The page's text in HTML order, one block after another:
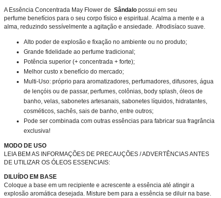
A Essência Concentrada May Flower de Sândalo possui em seu
perfume benefícios para o seu corpo físico e espiritual. Acalma a mente e a
alma, reduzindo sessívelmente a agitação e ansiedade. Afrodisíaco suave.
Alto poder de explosão e fixação no ambiente ou no produto;
Grande fidelidade ao perfume tradicional;
Potência superior (+ concentrada + forte);
Melhor custo x benefício do mercado;
Multi-Uso: próprio para aromatizadores, perfumadores, difusores, água
de lençóis ou de passar, perfumes, colônias, body splash, óleos de
banho, velas, sabonetes artesanais, sabonetes líquidos, hidratantes,
cosméticos, sachês, sais de banho, entre outros;
Pode ser combinada com outras essências para fabricar sua fragrância
exclusiva!
MODO DE USO
LEIA BEM AS INFORMAÇÕES DE PRECAUÇÕES / ADVERTÊNCIAS ANTES
DE UTILIZAR OS ÓLEOS ESSENCIAIS:
DILUÍDO EM BASE
Coloque a base em um recipiente e acrescente a essência até atingir a
explosão aromática desejada. Misture bem para a essência se diluir na base.